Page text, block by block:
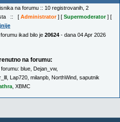
na forumu :: 10 registrovanih, 2
:: [ Administrator] [ Supermoderator] [
ikad bilo je 20624 - dana 04 Apr 2026
na forumu:
blue Dejan_vw,
Lap720 milanpb NorthWind saputnik
XBMC